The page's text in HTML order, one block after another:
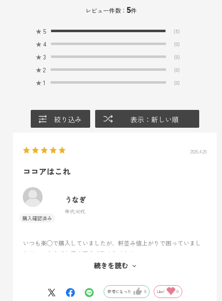
レビュー件数： 5件
★ 5 (5)
★ 4 (0)
★ 3 (0)
★ 2 (0)
★ 1 (0)
絞り込み 表示：新しい順
2026.4.20
ココアはこれ
うなぎ
年代:40代
いつも楽◯で購入していましたが、軒並み値上がりで困っていまし
たが、こちらでお安く買えて助かりました。
一度ヴァローナを使うと、もうスーパーの市販品には戻れません…
続きを読む
参考になった 0 Like! 0